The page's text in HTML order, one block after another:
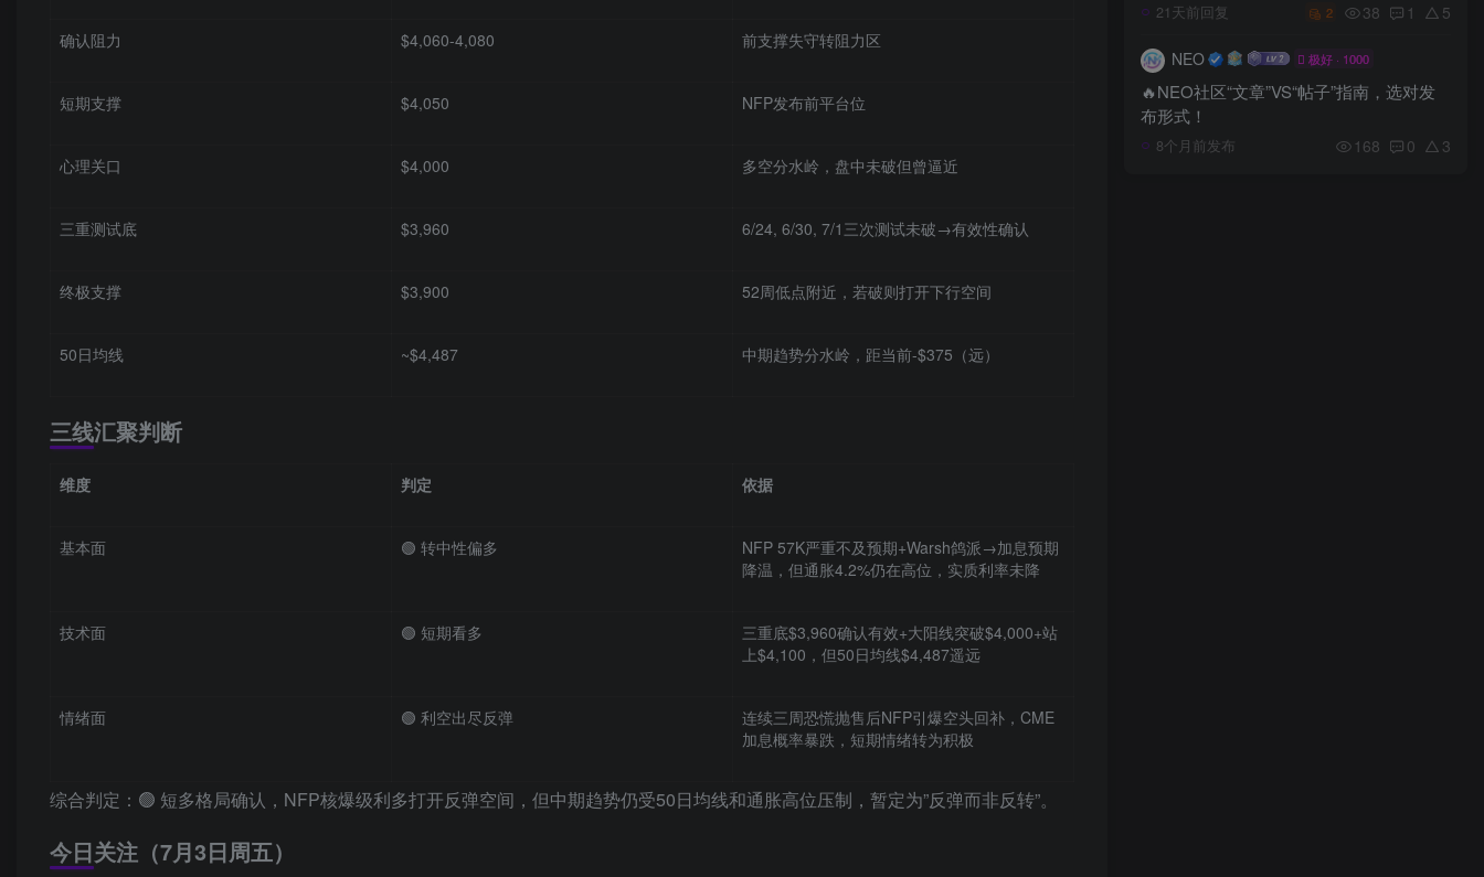
确认阻力 $4,060-4,080 前支撑失守转阻力区
短期支撑 $4,050 NFP发布前平台位
心理关口 $4,000 多空分水岭，盘中未破但曾逼近
三重测试底 $3,960 6/24, 6/30, 7/1三次测试未破→有效性确认
终极支撑 $3,900 52周低点附近，若破则打开下行空间
50日均线 ~$4,487 中期趋势分水岭，距当前-$375（远）
三线汇聚判断
维度 判定 依据
基本面 🟢 转中性偏多
NFP 57K严重不及预期+Warsh鸽派→加息预期
降温，但通胀4.2%仍在高位，实质利率未降
技术面 🟢 短期看多
三重底$3,960确认有效+大阳线突破$4,000+站
上$4,100，但50日均线$4,487遥远
情绪面 🟢 利空出尽反弹
连续三周恐慌抛售后NFP引爆空头回补，CME
加息概率暴跌，短期情绪转为积极
综合判定：🟢 短多格局确认，NFP核爆级利多打开反弹空间，但中期趋势仍受50日均线和通胀高位压制，暂定为”反弹而非反转”。
今日关注（7月3日周五）
21天前回复 2 38 1 5
NEO 极好 · 1000
🔥NEO社区“文章”VS“帖子”指南，选对发
布形式！
8个月前发布 168 0 3